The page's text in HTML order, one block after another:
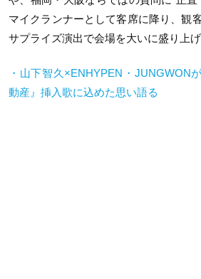
マイクランナーとして客席に降り、観
サプライズ演出で会場を大いに盛り上げ
・山下智久×ENHYPEN・JUNGWON
動産』挿入歌に込めた思い語る